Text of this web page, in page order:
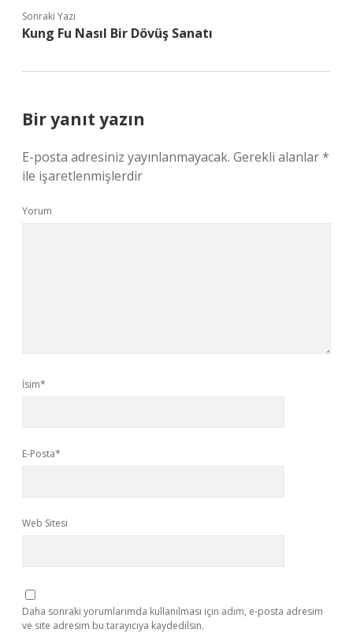
Sonraki Yazı
Kung Fu Nasıl Bir Dövüş Sanatı
Bir yanıt yazın
E-posta adresiniz yayınlanmayacak. Gerekli alanlar*
ile işaretlenmişlerdir
Yorum
İsim*
E-Posta*
Web Sitesi
Daha sonraki yorumlarımda kullanılması için adım, e-posta adresim
ve site adresim bu tarayıcıya kaydedilsin.